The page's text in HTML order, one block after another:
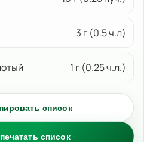
3 г (0.5 ч.л)
1 г (0.25 ч.л.)
список
список